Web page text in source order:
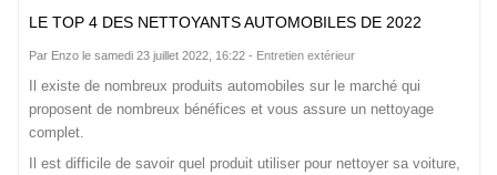
LE TOP 4 DES NETTOYANTS AUTOMOBILES DE 2022
Par Enzo le samedi 23 juillet 2022, 16:22 - Entretien extérieur
Il existe de nombreux produits automobiles sur le marché qui
proposent de nombreux bénéfices et vous assure un nettoyage
complet.
Il est difficile de savoir quel produit utiliser pour nettoyer sa voiture,